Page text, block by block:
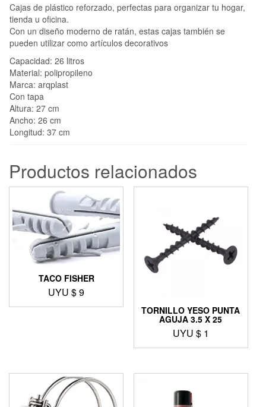
Cajas de plástico reforzado, perfectas para organizar tu hogar,
tienda u oficina.
Con un diseño moderno de ratán, estas cajas también se
pueden utilizar como artículos decorativos
Capacidad: 26 litros
Material: polipropileno
Marca: arqplast
Con tapa
Altura: 27 cm
Ancho: 26 cm
Longitud: 37 cm
Productos relacionados
TACO FISHER
UYU $9
TORNILLO YESO PUNTA
AGUJA 3.5 X 25
UYU $ 1